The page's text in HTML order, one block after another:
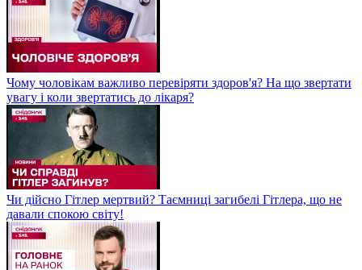
Чому чоловікам важливо перевіряти здоров'я? На що звертати
увагу і коли звертатись до лікаря?
Чи дійсно Гітлер мертвий? Таємниці загибелі Гітлера, що не
давали спокою світу!